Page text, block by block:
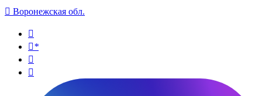
 Воронежская обл.

*

